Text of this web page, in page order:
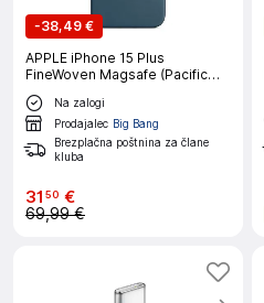
-38,49 €
APPLE iPhone 15 Plus
FineWoven Magsafe (Pacific
Blue) ovitek
Na zalogi
Prodajalec Big Bang
Brezplačna poštnina za člane
kluba
31 50 €
69,99 €